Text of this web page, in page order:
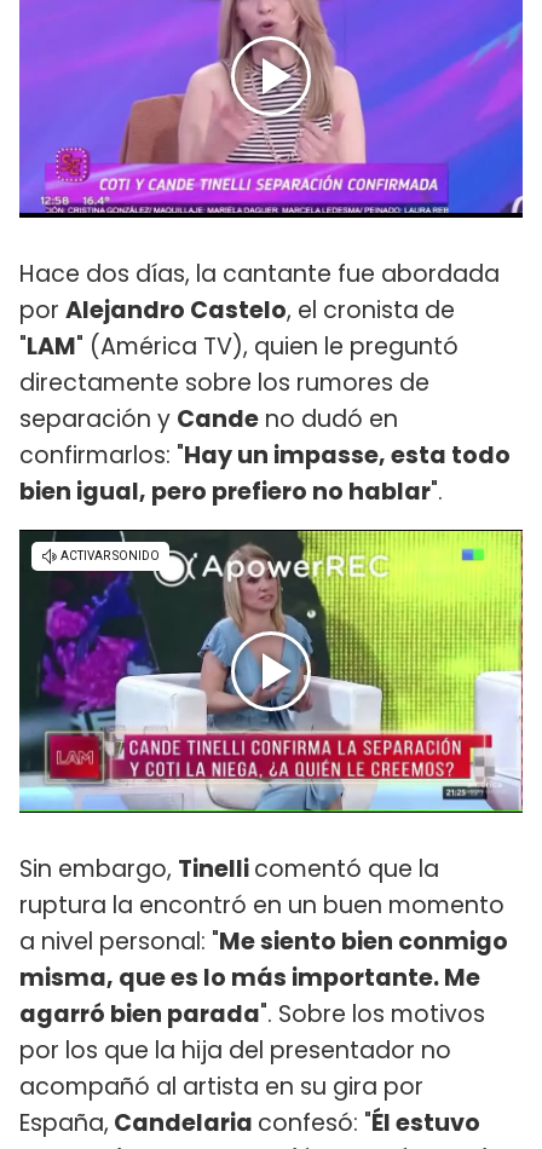
Hace dos días, la cantante fue abordada
por Alejandro Castelo, el cronista de
"LAM" (América TV), quien le preguntó
directamente sobre los rumores de
separación y Cande no dudó en
confirmarlos: "Hay un impasse, esta todo
bien igual, pero prefiero no hablar".
Sin embargo, Tinellicomentó que la
ruptura la encontró en un buen momento
a nivel personal: "Me siento bien conmigo
misma, que es lo más importante. Me
agarró bien parada". Sobre los motivos
por los que la hija del presentador no
acompañó al artista en su gira por
España, Candelaria confesó: "Él estuvo